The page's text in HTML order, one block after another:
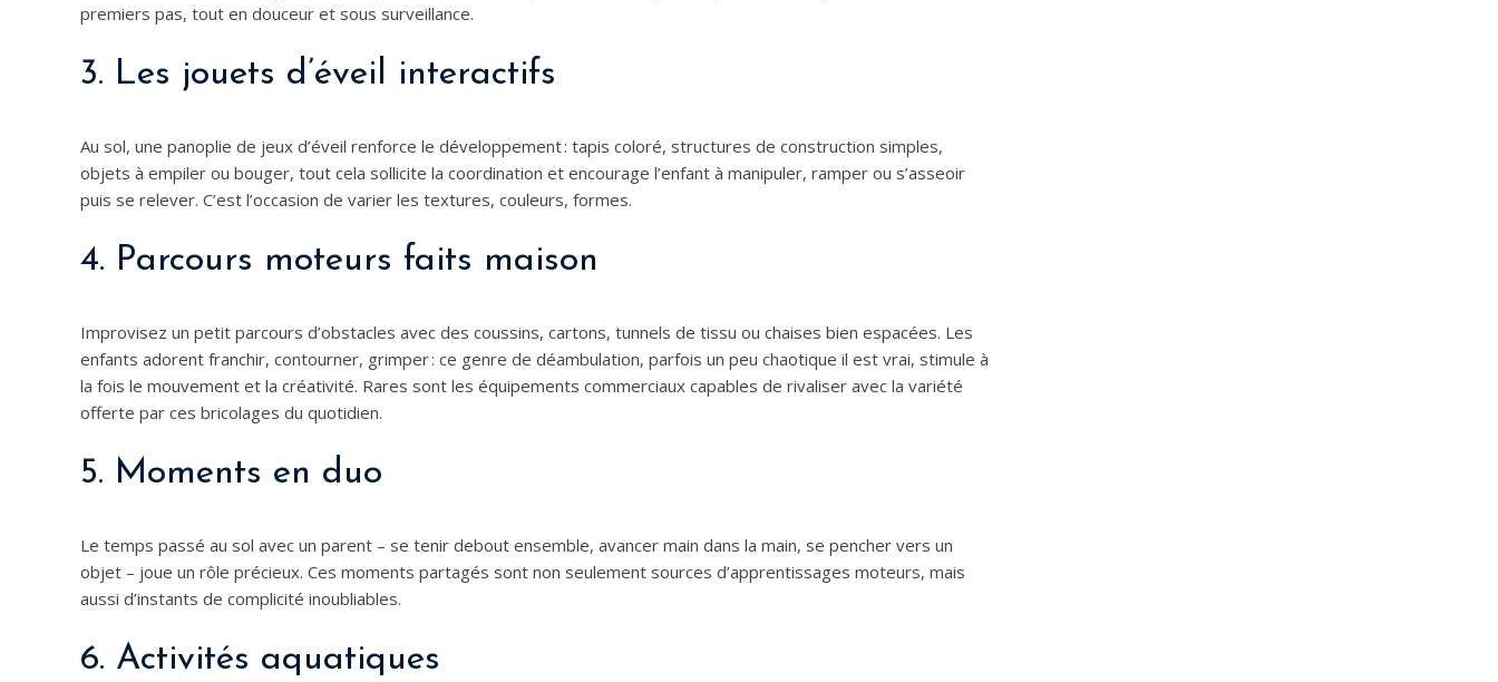
premiers pas, tout en douceur et sous surveillance.
3. Les jouets d’éveil interactifs
Au sol, une panoplie de jeux d’éveil renforce le développement : tapis coloré, structures de construction simples,
objets à empiler ou bouger, tout cela sollicite la coordination et encourage l’enfant à manipuler, ramper ou s’asseoir
puis se relever. C’est l’occasion de varier les textures, couleurs, formes.
4. Parcours moteurs faits maison
Improvisez un petit parcours d’obstacles avec des coussins, cartons, tunnels de tissu ou chaises bien espacées. Les
enfants adorent franchir, contourner, grimper : ce genre de déambulation, parfois un peu chaotique il est vrai, stimule à
la fois le mouvement et la créativité. Rares sont les équipements commerciaux capables de rivaliser avec la variété
offerte par ces bricolages du quotidien.
5. Moments en duo
Le temps passé au sol avec un parent – se tenir debout ensemble, avancer main dans la main, se pencher vers un
objet – joue un rôle précieux. Ces moments partagés sont non seulement sources d’apprentissages moteurs, mais
aussi d’instants de complicité inoubliables.
6. Activités aquatiques